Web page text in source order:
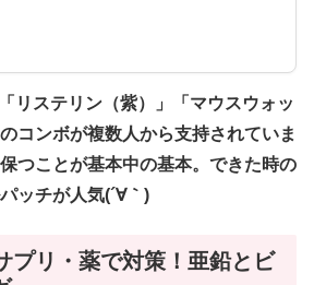
リステリン（紫）」「マウスウォッ
コンボが複数人から支持されていま
つことが基本中の基本。できた時の
ッチが人気(´∀｀)
プリ・薬で対策！亜鉛とビ